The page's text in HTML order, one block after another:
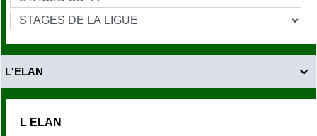

L'ELAN
L ELAN